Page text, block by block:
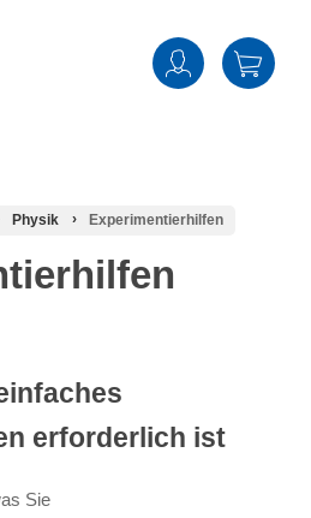
Physik Experimentierhilfen
erforderlich ist
Sie